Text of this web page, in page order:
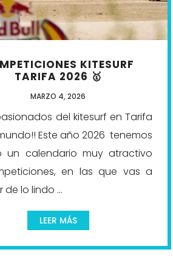
KITESURF
TARIFA 2026 🥇
MARZO 4, 2026
del kitesurf en Tarifa
Este año 2026 tenemos
un calendario muy atractivo
en las que vas a
de lo lindo ...
LEER MÁS